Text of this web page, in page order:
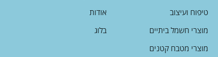
טיפוח ועיצוב
מוצרי חשמל ביתיים
מוצרי מטבח קטנים
אודות
בלוג